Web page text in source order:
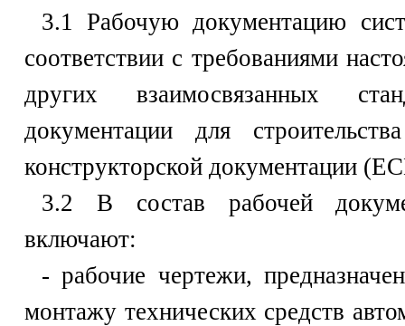
3.1 Рабочую документацию
соответствии с требованиями
других взаимосвязанных
документации для
конструкторской документации
3.2 В состав рабочей
включают:
- рабочие чертежи,
монтажу технических средств